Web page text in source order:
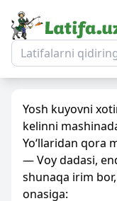
Yosh kuyovni
kelinni
Yo‘llaridan qora
— Voy dadasi,
shunaqa irim
onasiga: